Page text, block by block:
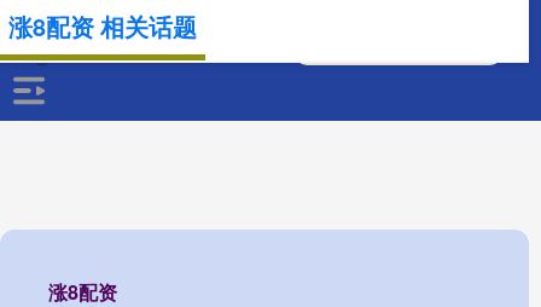
涨8配资
涨8配资 相关话题